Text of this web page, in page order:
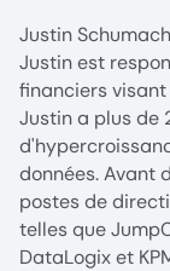
Justin
Justin est
financiers visant
Justin a plus de
données. Avant
postes de
telles que
DataLogix et